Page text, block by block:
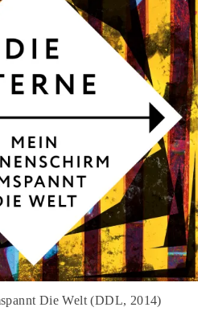
Die Welt (DDL, 2014)